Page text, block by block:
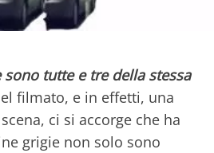
sono tutte e tre della stessa
filmato, e in effetti, una
ci si accorge che ha
grigie non solo sono